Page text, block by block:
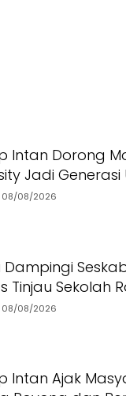
Intan Dorong
Jadi Generasi
08/08/2026
Dampingi
Tinjau Sekolah
08/08/2026
Intan Ajak